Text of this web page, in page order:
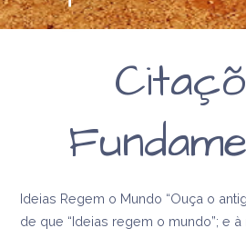
Ideias Regem o Mundo “Ouça o
de que “Ideias regem o mundo”; e à